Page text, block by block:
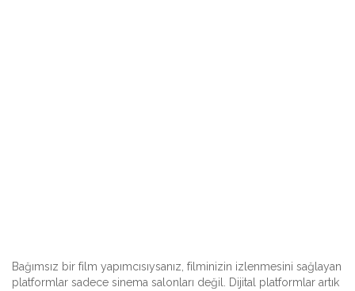
Bağımsız bir film yapımcısıysanız, filminizin izlenmesini sağlayan
platformlar sadece sinema salonları değil. Dijital platformlar artık